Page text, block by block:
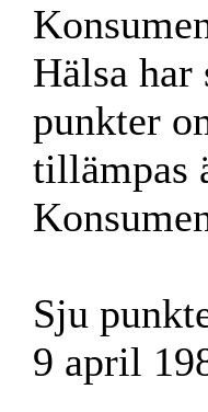
Hälsa
punkter
tillämpas
Sju
9 april